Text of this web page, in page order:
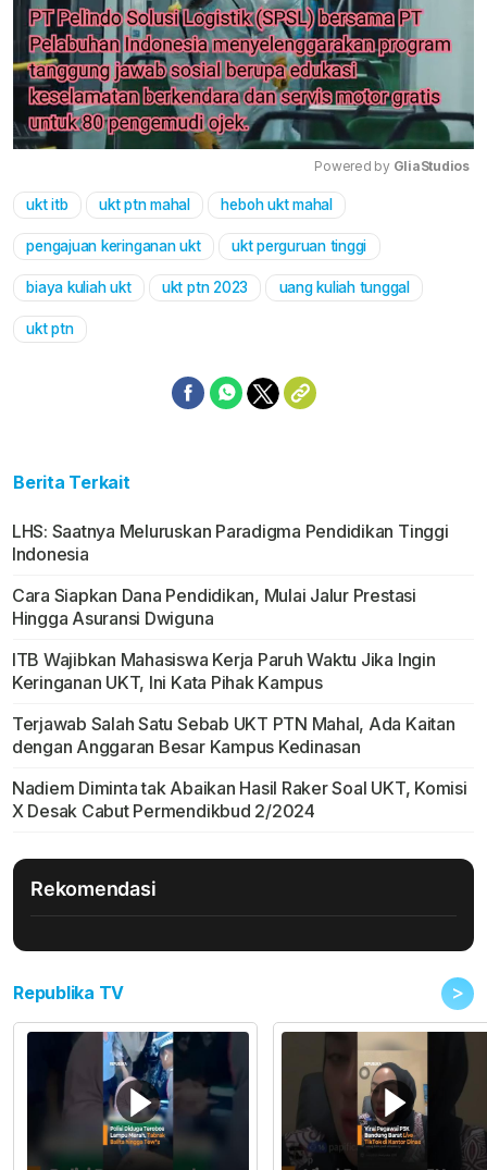
Powered by GliaStudios
ukt itb ukt ptn mahal heboh ukt mahal
pengajuan keringanan ukt ukt perguruan tinggi
biaya kuliah ukt ukt ptn 2023 uang kuliah tunggal
ukt ptn
Berita Terkait
LHS: Saatnya Meluruskan Paradigma Pendidikan Tinggi
Indonesia
Cara Siapkan Dana Pendidikan, Mulai Jalur Prestasi
Hingga Asuransi Dwiguna
ITB Wajibkan Mahasiswa Kerja Paruh Waktu Jika Ingin
Keringanan UKT, Ini Kata Pihak Kampus
Terjawab Salah Satu Sebab UKT PTN Mahal, Ada Kaitan
dengan Anggaran Besar Kampus Kedinasan
Nadiem Diminta tak Abaikan Hasil Raker Soal UKT, Komisi
X Desak Cabut Permendikbud 2/2024
Rekomendasi
Republika TV >